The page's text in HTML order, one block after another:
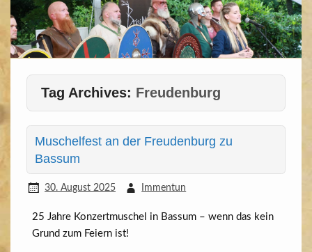
Tag Archives: Freudenburg
Muschelfest an der Freudenburg zu
Bassum
30. August 2025 Immentun
25 Jah­re Kon­zert­mu­schel in Bas­sum – wenn das kein
Grund zum Fei­ern ist!